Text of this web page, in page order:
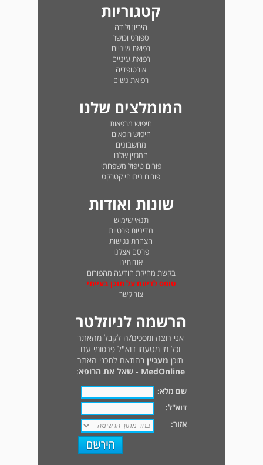
קטגוריות
היריון ולידה
ספורט וכושר
רפואת שיניים
רפואת עיניים
אורטופדיה
רפואת נשים
המומלצים שלנו
חיפוש מרפאות
חיפוש רופאים
מחשבונים
המגזין שלנו
פורום טיפול משפחתי
פורום ניתוחי קטרקט
שונות ואודות
תנאי שימוש
מדיניות פרטיות
הצהרת נגישות
פרסם אצלנו
אודותינו
בקשת מחיקת הודעה מהפורום
טופס לדיווח על תוכן בעייתי
צור קשר
הרשמה לניוזלטר
אני רוצה ומסכים/ה לקבל מהאתר
וכל מי מטעמו דוא"ל פרסומי עם
תוכן מעניין בהתאם לתכני האתר
MedOnline - שאל את הרופא
:
שם מלא:
דוא"ל:
אזור: